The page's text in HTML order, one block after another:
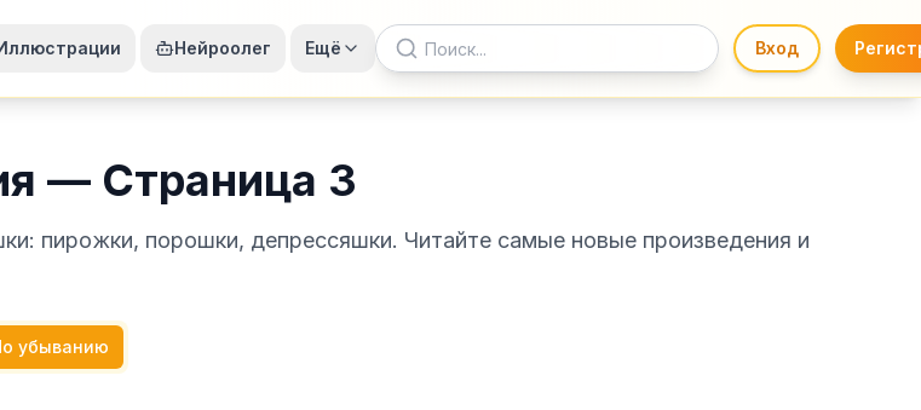
Нейроолег Ещё Вход
— Страница 3
пирожки, порошки, депрессяшки. Читайте самые новые произведения и
убыванию